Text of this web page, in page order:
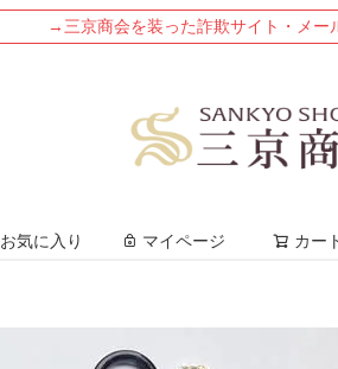
→三京商会を装った詐欺サイト・メー
お気に入り マイページ カー